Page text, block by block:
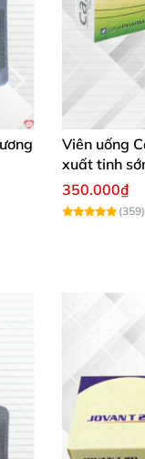
Viên uống
xuất tinh
hệ
350.000₫
(359)